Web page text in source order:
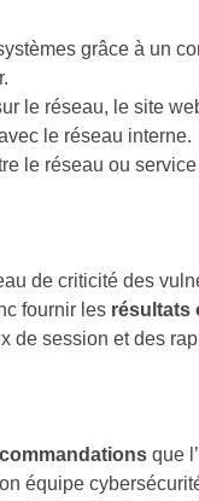
grâce à un
le réseau, le site
le réseau interne.
le réseau ou service
de criticité des
fournir les résultats
de session et des
que
équipe